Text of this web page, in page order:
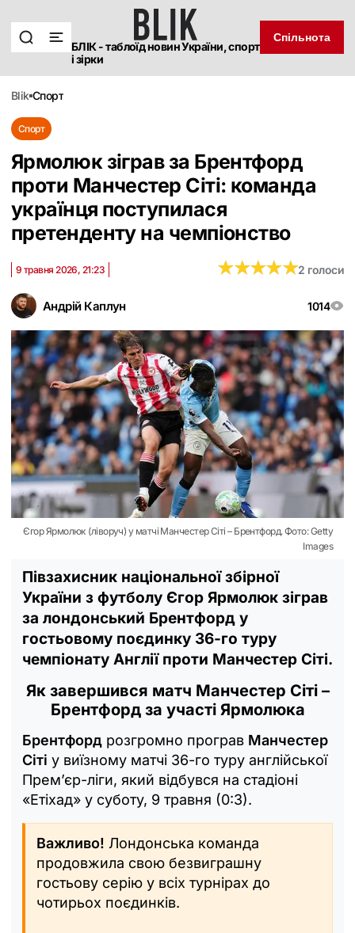
БЛІК - таблоїд новин України, спорт
і зірки
Спільнота
blik спорт
Спорт
Ярмолюк зіграв за Брентфорд
проти Манчестер Сіті: команда
українця поступилася
претенденту на чемпіонство
Андрій Каплун 1014
9 травня 2026, 21:23 ★★★★★
★★★★★2 голоси
Єгор Ярмолюк (ліворуч) у матчі Манчестер Сіті – Брентфорд. Фото: Getty
Images
Півзахисник національної збірної
України з футболу Єгор Ярмолюк зіграв
за лондонський Брентфорд у
гостьовому поєдинку 36-го туру
чемпіонату Англії проти Манчестер Сіті.
Як завершився матч Манчестер Сіті –
Брентфорд за участі Ярмолюка
Брентфорд розгромно програв Манчестер
Сіті у виїзному матчі 36-го туру англійської
Прем’єр-ліги, який відбувся на стадіоні
«Етіхад» у суботу, 9 травня (0:3).
Важливо! Лондонська команда
продовжила свою безвиграшну
гостьову серію у всіх турнірах до
чотирьох поєдинків.